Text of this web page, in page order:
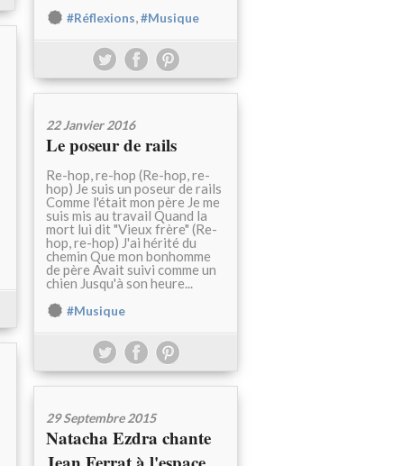
#Réflexions,#Musique
22 Janvier 2016
Le poseur de rails
Re-hop, re-hop (Re-hop, re-
hop) Je suis un poseur de rails
Comme l'était mon père Je me
suis mis au travail Quand la
mort lui dit "Vieux frère" (Re-
hop, re-hop) J'ai hérité du
chemin Que mon bonhomme
de père Avait suivi comme un
chien Jusqu'à son heure...
#Musique
29 Septembre 2015
Natacha Ezdra chante